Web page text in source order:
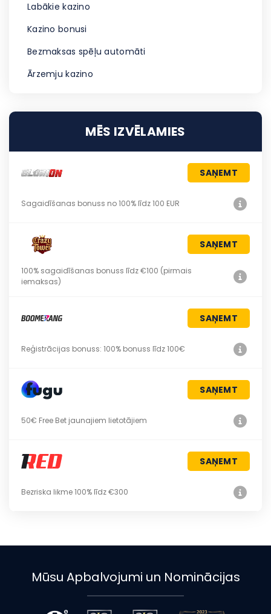
Labākie kazino
Kazino bonusi
Bezmaksas spēļu automāti
Ārzemju kazino
MĒS IZVĒLAMIES
SAŅEMT
Sagaidīšanas bonuss no 100% līdz 100 EUR
SAŅEMT
100% sagaidīšanas bonuss līdz €100 (pirmais
iemaksas)
SAŅEMT
Reģistrācijas bonuss: 100% bonuss līdz 100€
SAŅEMT
50€ Free Bet jaunajiem lietotājiem
SAŅEMT
Bezriska likme 100% līdz €300
Mūsu Apbalvojumi un Nominācijas